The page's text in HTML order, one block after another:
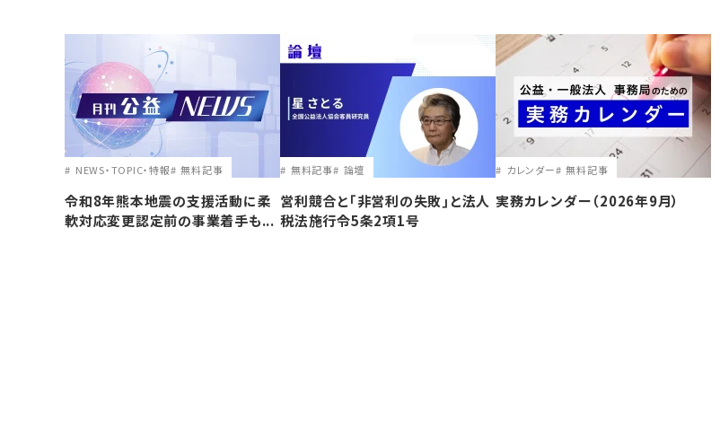
NEWS・TOPIC・特報 無料記事
令和8年熊本地震の支援活動に柔
軟対応変更認定前の事業着手も...
無料記事 論壇
営利競合と｢非営利の失敗｣と法人
税法施行令5条2項1号
カレンダー 無料記事
実務カレンダー（2026年9月）